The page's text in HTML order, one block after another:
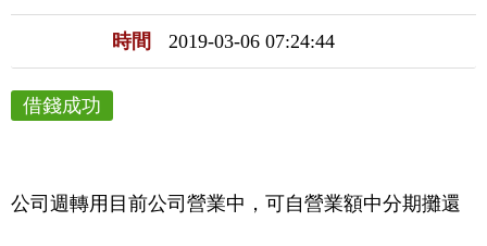
時間 2019-03-06 07:24:44
借錢成功
公司週轉用目前公司營業中，可自營業額中分期攤還